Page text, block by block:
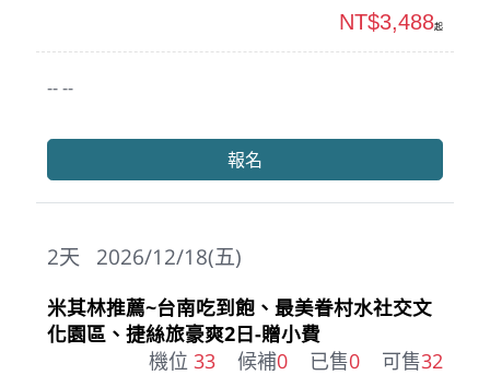
-- --
NT$3,488起
報名
2026/12/18(五)
2天
米其林推薦~台南吃到飽、最美眷村水社交文
化園區、捷絲旅豪爽2日-贈小費
機位 33 候補0 已售0 可售32